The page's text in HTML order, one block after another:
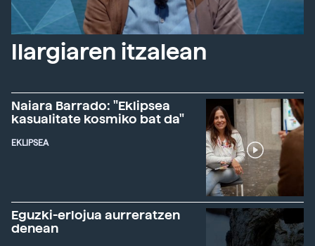
Ilargiaren itzalean
Naiara Barrado: "Eklipsea
kasualitate kosmiko bat da"
EKLIPSEA
Eguzki-erlojua aurreratzen
denean